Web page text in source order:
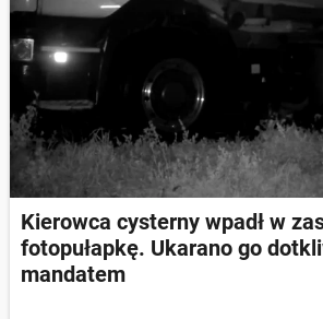
Kierowca cysterny wpadł w
fotopułapkę. Ukarano go
mandatem